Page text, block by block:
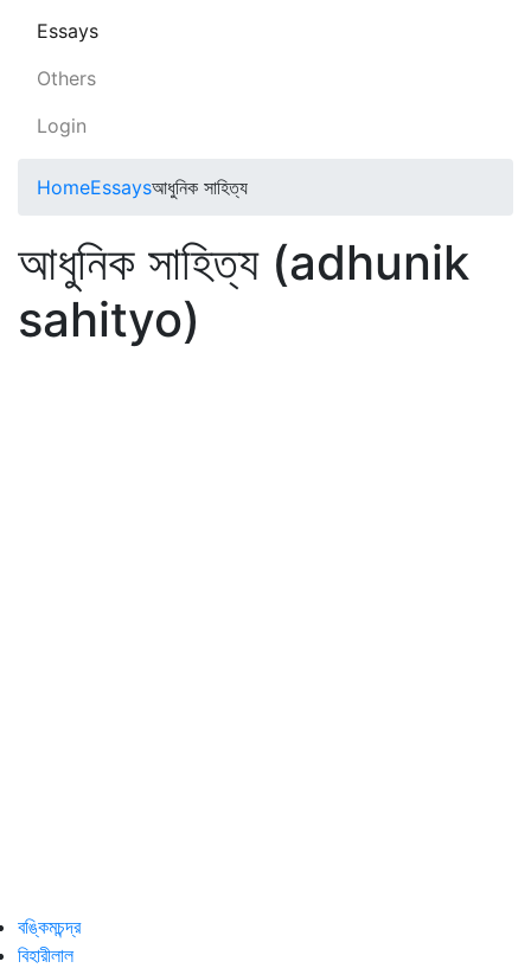
Essays
Others
Login
HomeEssaysআধুনিক সাহিত্য
আধুনিক সাহিত্য (adhunik
sahityo)
বঙ্কিমচন্দ্র
বিহারীলাল